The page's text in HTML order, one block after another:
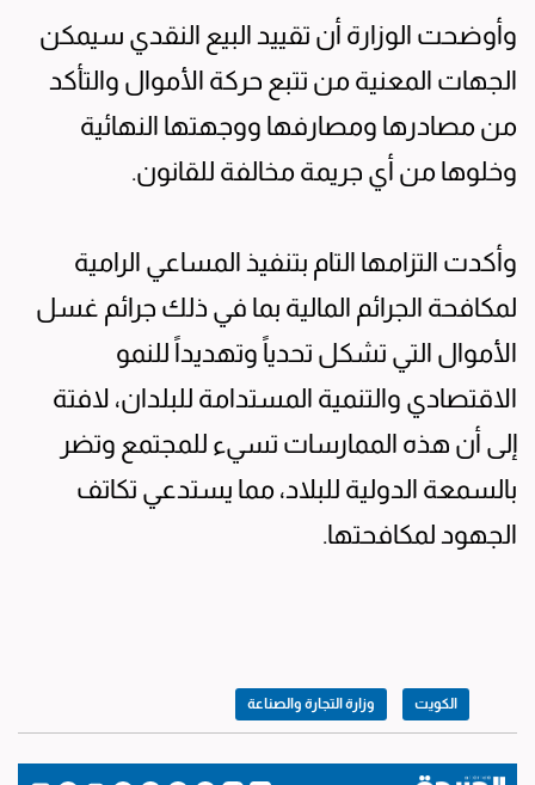
وأوضحت الوزارة أن تقييد البيع النقدي سيمكن
الجهات المعنية من تتبع حركة الأموال والتأكد
من مصادرها ومصارفها ووجهتها النهائية
وخلوها من أي جريمة مخالفة للقانون.
وأكدت التزامها التام بتنفيذ المساعي الرامية
لمكافحة الجرائم المالية بما في ذلك جرائم غسل
الأموال التي تشكل تحدياً وتهديداً للنمو
الاقتصادي والتنمية المستدامة للبلدان، لافتة
إلى أن هذه الممارسات تسيء للمجتمع وتضر
بالسمعة الدولية للبلاد، مما يستدعي تكاتف
الجهود لمكافحتها.
الكويت وزارة التجارة والصناعة